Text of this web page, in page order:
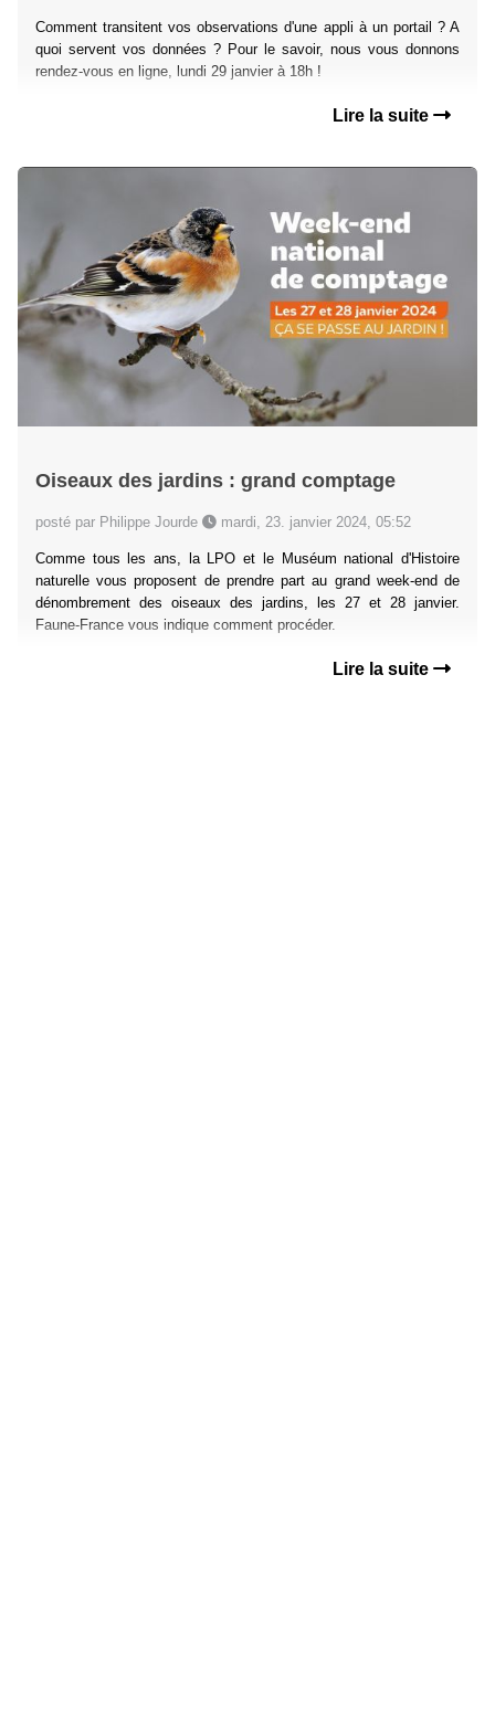
Comment transitent vos observations d'une appli à un portail ? A
quoi servent vos données ? Pour le savoir, nous vous donnons
rendez-vous en ligne, lundi 29 janvier à 18h !
Lire la suite
Oiseaux des jardins : grand comptage
posté par Philippe Jourde mardi, 23. janvier 2024, 05:52
Comme tous les ans, la LPO et le Muséum national d'Histoire
naturelle vous proposent de prendre part au grand week-end de
dénombrement des oiseaux des jardins, les 27 et 28 janvier.
Faune-France vous indique comment procéder.
Lire la suite